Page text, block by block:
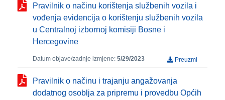
Pravilnik o načinu korištenja službenih vozila i
vođenja evidencija o korištenju službenih vozila
u Centralnoj izbornoj komisiji Bosne i
Hercegovine
Datum objave/zadnje izmjene: 5/29/2023 Preuzmi
Pravilnik o načinu i trajanju angažovanja
dodatnog osoblja za pripremu i provedbu Općih